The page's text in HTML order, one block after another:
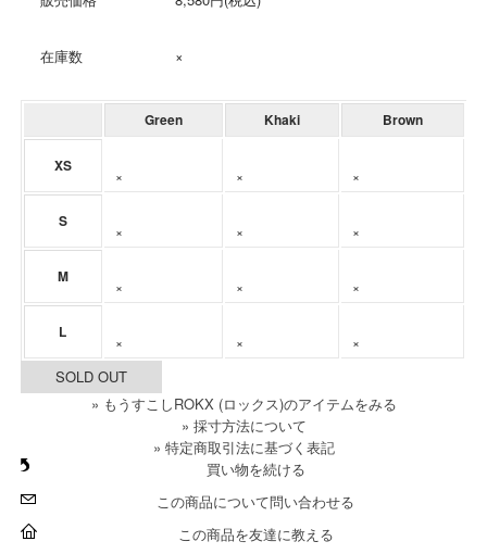
在庫数 ×
» 採寸方法について
» 特定商取引法に基づく表記
買い物を続ける
この商品について問い合わせる
この商品を友達に教える
Green Khaki Brown
XS
× × ×
S
× × ×
M
× × ×
L
× × ×
SOLD OUT
» もうすこしROKX (ロックス)のアイテムをみる